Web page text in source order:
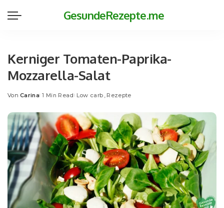
GesundeRezepte.me
Kerniger Tomaten-Paprika-
Mozzarella-Salat
Posted
Von Carina 1 Min Read Low carb Rezepte